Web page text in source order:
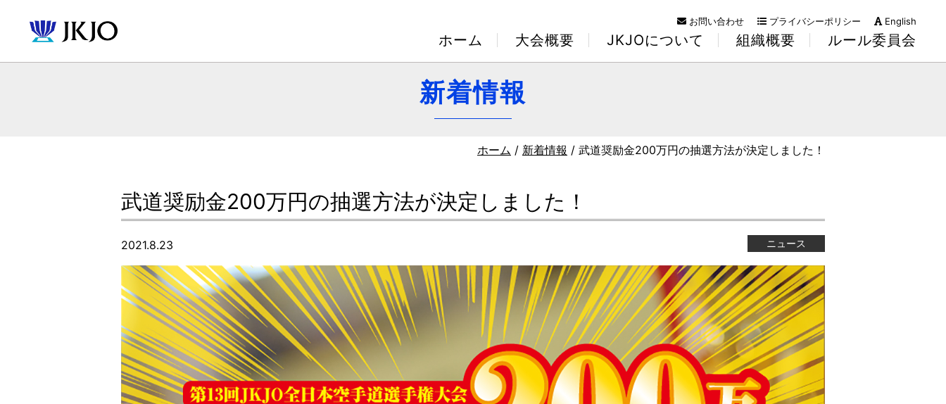
お問い合わせ プライバシーポリシー English
ホーム 大会概要 JKJOについて 組織概要 ルール委員会
新着情報
ホーム / 新着情報 / 武道奨励金200万円の抽選方法が決定しました！
武道奨励金200万円の抽選方法が決定しました！
2021.8.23 ニュース